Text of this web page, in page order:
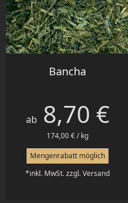
Bancha
Preis
ab 8,70 €
174,00 € / kg
Mengenrabatt möglich
*inkl. MwSt. zzgl. Versand